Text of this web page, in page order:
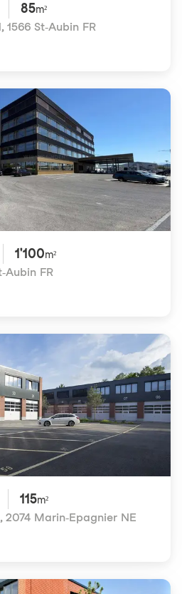
85m²
, 1566 St-Aubin FR
1'100m²
Aubin FR
115m²
, 2074 Marin-Epagnier NE